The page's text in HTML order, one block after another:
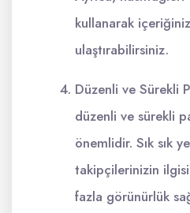
kullanarak
ulaştırabilirsiniz.
Düzenli ve Sürekli
düzenli ve sürekli
önemlidir. Sık sık
takipçilerinizin
fazla görünürlük